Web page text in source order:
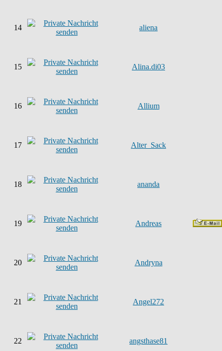
14 aliena
15 Alina.di03
16 Allium
17 Alter_Sack
18 ananda
19 Andreas
20 Andryna
21 Angel272
22 angsthase81